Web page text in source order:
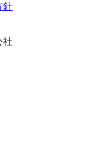
針
社